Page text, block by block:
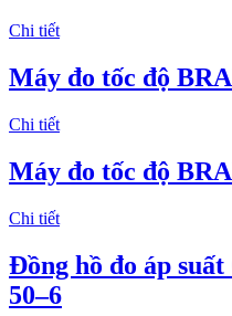
Chi tiết
Máy đo tốc độ
Chi tiết
Máy đo tốc độ
Chi tiết
Đồng hồ đo áp
50–6